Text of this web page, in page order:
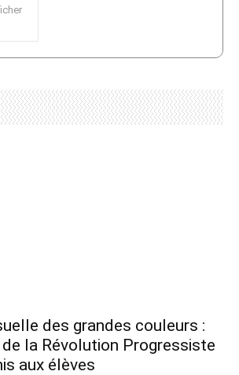
des grandes couleurs :
la Révolution Progressiste
aux élèves